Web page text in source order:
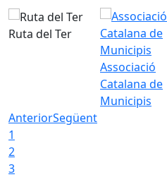
Ruta del Ter
Associació
Catalana de
Municipis
AnteriorSegüent
1
2
3